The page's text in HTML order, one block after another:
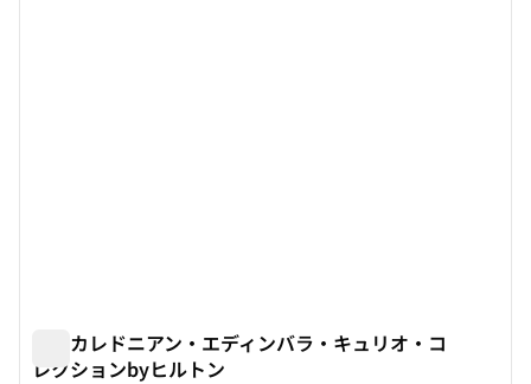
ザ・カレドニアン・エディンバラ・キュリオ・コ
レクションbyヒルトン